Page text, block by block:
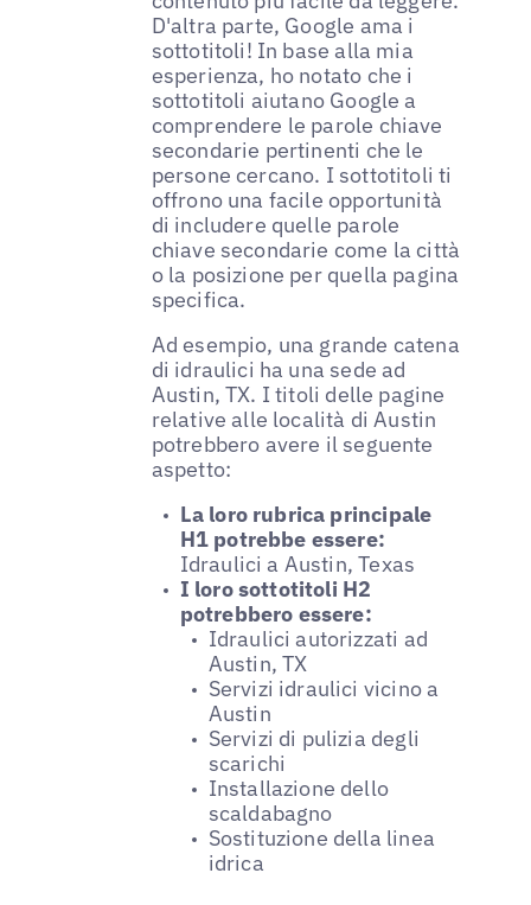
D'altra parte, Google ama i
sottotitoli! In base alla mia
esperienza, ho notato che i
sottotitoli aiutano Google a
comprendere le parole chiave
secondarie pertinenti che le
persone cercano. I sottotitoli ti
offrono una facile opportunità
di includere quelle parole
chiave secondarie come la città
o la posizione per quella pagina
specifica.
Ad esempio, una grande catena
di idraulici ha una sede ad
Austin, TX. I titoli delle pagine
relative alle località di Austin
potrebbero avere il seguente
aspetto:
La loro rubrica principale
H1 potrebbe essere:
Idraulici a Austin, Texas
I loro sottotitoli H2
potrebbero essere:
Idraulici autorizzati ad
Austin, TX
Servizi idraulici vicino a
Austin
Servizi di pulizia degli
scarichi
Installazione dello
scaldabagno
Sostituzione della linea
idrica